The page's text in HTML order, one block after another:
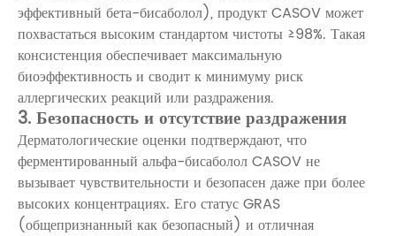
эффективный бета-бисаболол), продукт CASOV может
похвастаться высоким стандартом чистоты ≥98%. Такая
консистенция обеспечивает максимальную
биоэффективность и сводит к минимуму риск
аллергических реакций или раздражения.
3. Безопасность и отсутствие раздражения
Дерматологические оценки подтверждают, что
ферментированный альфа-бисаболол CASOV не
вызывает чувствительности и безопасен даже при более
высоких концентрациях. Его статус GRAS
(общепризнанный как безопасный) и отличная